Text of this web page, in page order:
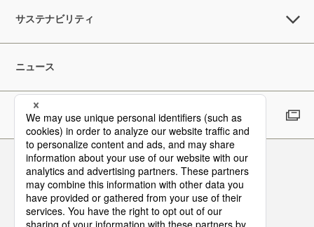
サステナビリティ
ニュース
採用情報
Follow Us